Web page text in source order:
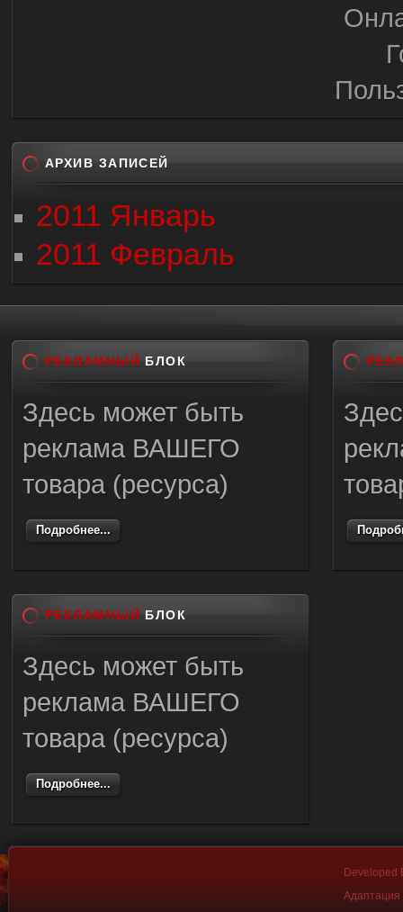
АРХИВ ЗАПИСЕЙ
2011 Январь
2011 Февраль
РЕКЛАМНЫЙ БЛОК
Здесь может быть
реклама ВАШЕГО
товара (ресурса)
Подробнее...
РЕКЛАМНЫЙ БЛОК
Здесь может быть
реклама ВАШЕГО
товара (ресурса)
Подробнее...
Developed
Адаптация